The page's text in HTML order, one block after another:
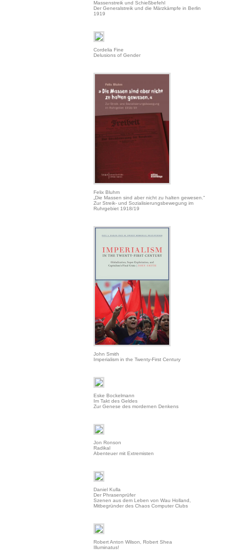
Massenstreik und Schießbefehl
Der Generalstreik und die Märzkämpfe in Berlin
1919
Cordelia Fine
Delusions of Gender
Felix Bluhm
„Die Massen sind aber nicht zu halten gewesen.“
Zur Streik- und Sozialisierungsbewegung im
Ruhrgebiet 1918/19
John Smith
Imperialism in the Twenty-First Century
Eske Bockelmann
Im Takt des Geldes
Zur Genese des mordernen Denkens
Jon Ronson
Radikal
Abenteuer mit Extremisten
Daniel Kulla
Der Phrasenprüfer
Szenen aus dem Leben von Wau Holland,
Mitbegründer des Chaos Computer Clubs
Robert Anton Wilson, Robert Shea
Illuminatus!